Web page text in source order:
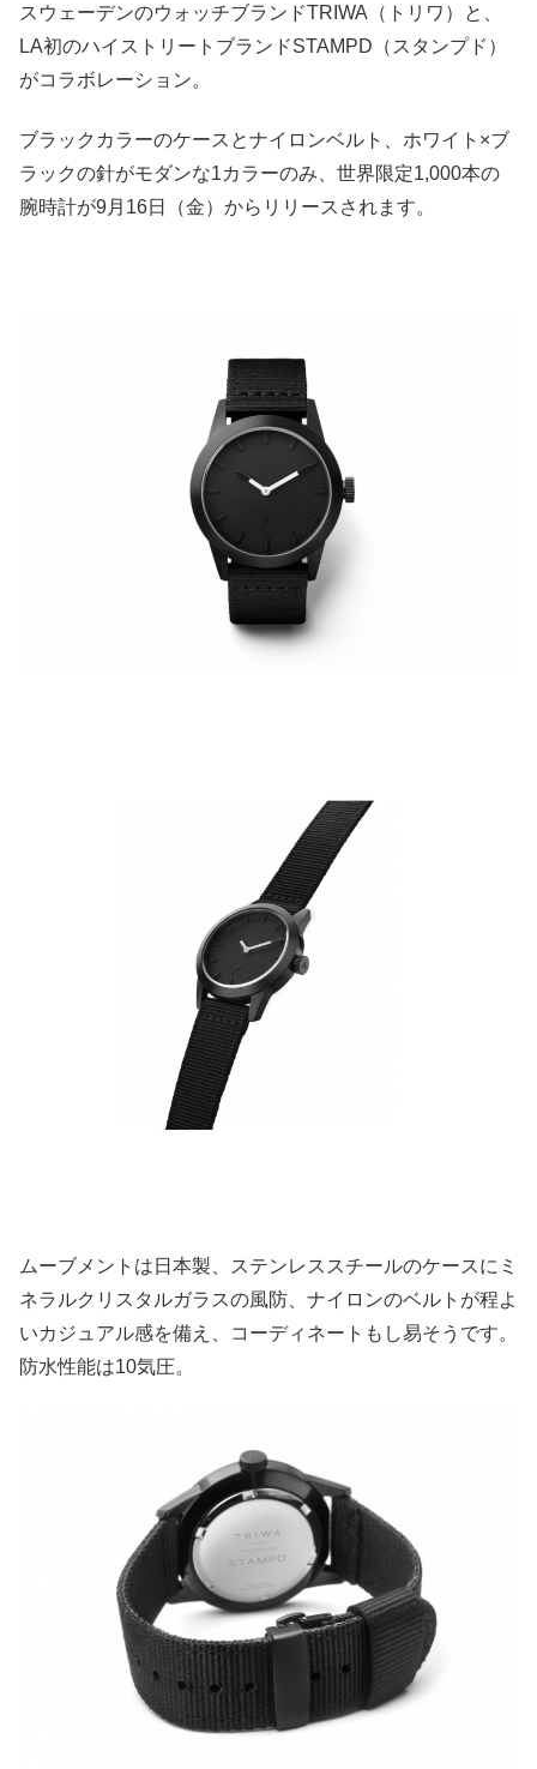
スウェーデンのウォッチブランドTRIWA（トリワ）と、
LA初のハイストリートブランドSTAMPD（スタンプド）
がコラボレーション。
ブラックカラーのケースとナイロンベルト、ホワイト×ブ
ラックの針がモダンな1カラーのみ、世界限定1,000本の
腕時計が9月16日（金）からリリースされます。
ムーブメントは日本製、ステンレススチールのケースにミ
ネラルクリスタルガラスの風防、ナイロンのベルトが程よ
いカジュアル感を備え、コーディネートもし易そうです。
防水性能は10気圧。